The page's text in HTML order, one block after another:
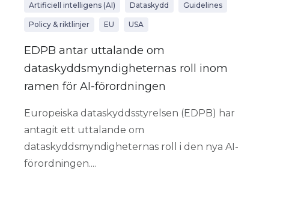
Artificiell intelligens (AI) Dataskydd Guidelines
Policy & riktlinjer EU USA
EDPB antar uttalande om
dataskyddsmyndigheternas roll inom
ramen för AI-förordningen
Europeiska dataskyddsstyrelsen (EDPB) har
antagit ett uttalande om
dataskyddsmyndigheternas roll i den nya AI-
förordningen....